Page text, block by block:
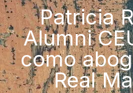
Patricia
Alumni
como
Real